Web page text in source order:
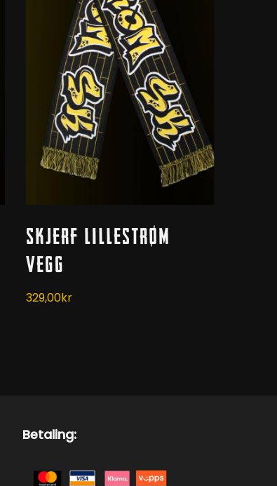
Skjerf Lillestrøm
Vegg
329,00kr
Betaling: